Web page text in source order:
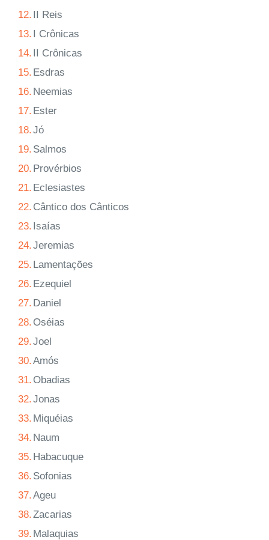
12. II Reis
13. I Crônicas
14. II Crônicas
15. Esdras
16. Neemias
17. Ester
18.Jó
19. Salmos
20. Provérbios
21. Eclesiastes
22. Cântico dos Cânticos
23. Isaías
24.Jeremias
25. Lamentações
26. Ezequiel
27. Daniel
28. Oséias
29.Joel
30.Amós
31. Obadias
32.Jonas
33. Miquéias
34. Naum
35. Habacuque
36. Sofonias
37.Ageu
38.Zacarias
39. Malaquias